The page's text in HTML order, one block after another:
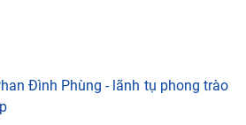
Đình Phùng - lãnh tụ phong trào